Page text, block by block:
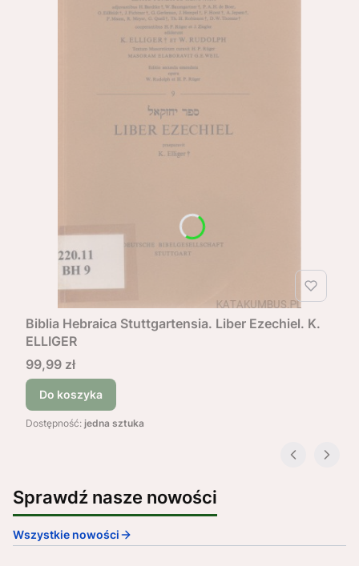
Biblia Hebraica Stuttgartensia. Liber Ezechiel. K.
ELLIGER
Cena
99,99 zł
Do koszyka
Dostępność: jedna sztuka
Sprawdź nasze nowości
Wszystkie nowości